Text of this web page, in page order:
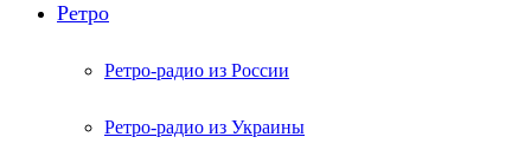
Ретро
Ретро-радио из России
Ретро-радио из Украины